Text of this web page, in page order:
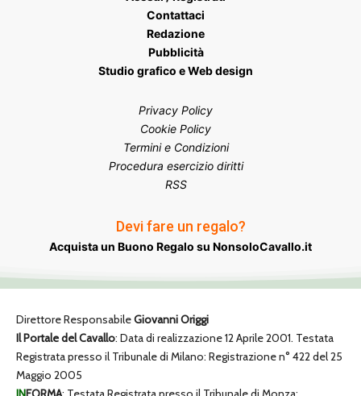
Contattaci
Redazione
Pubblicità
Studio grafico e Web design
Privacy Policy
Cookie Policy
Termini e Condizioni
Procedura esercizio diritti
RSS
Devi fare un regalo?
Acquista un Buono Regalo su NonsoloCavallo.it
Direttore ResponsabileGiovanni Origgi
Il Portale del Cavallo: Data di realizzazione 12 Aprile 2001. Testata
Registrata presso il Tribunale di Milano: Registrazione n° 422 del 25
Maggio 2005